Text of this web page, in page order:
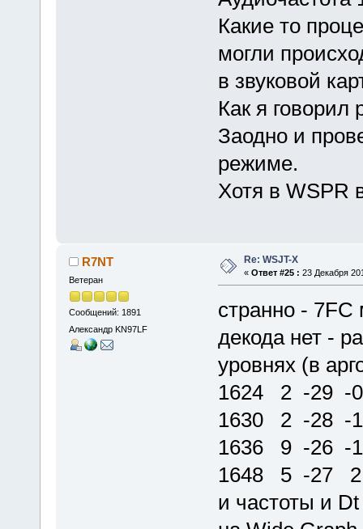
Какие то
могли
в звуковой
Как я говорил
Заодно и
режиме.
Хотя в WSPR
R7NT
Ветеран
Сообщений: 1891
Александр KN97LF
Re: WSJT-X
« Ответ #25 : 23 Декабря
странно - 7FC
декода нет -
уровнях (в
1624 2 -29 -
1630 2 -28 -
1636 9 -26 -
1648 5 -27
и частоты и